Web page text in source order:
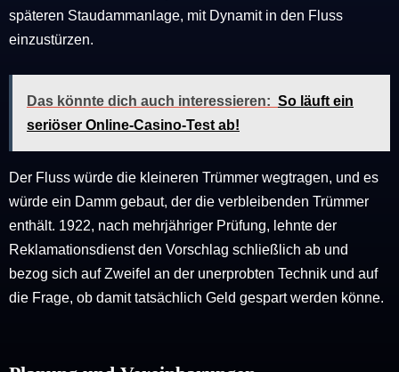
späteren Staudammanlage, mit Dynamit in den Fluss
einzustürzen.
Das könnte dich auch interessieren: So läuft ein
seriöser Online-Casino-Test ab!
Der Fluss würde die kleineren Trümmer wegtragen, und es
würde ein Damm gebaut, der die verbleibenden Trümmer
enthält. 1922, nach mehrjähriger Prüfung, lehnte der
Reklamationsdienst den Vorschlag schließlich ab und
bezog sich auf Zweifel an der unerprobten Technik und auf
die Frage, ob damit tatsächlich Geld gespart werden könne.